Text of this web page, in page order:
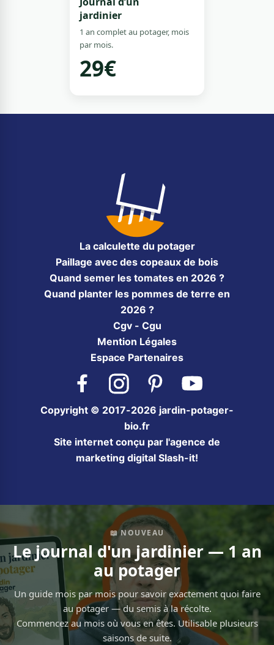
jardinier
1 an complet au potager, mois
par mois.
29€
La calculette du potager
Paillage avec des copeaux de bois
Quand semer les tomates en 2026 ?
Quand planter les pommes de terre en
2026 ?
Cgv - Cgu
Mention Légales
Espace Partenaires
Facebook InstagramPinterest YouTube
Copyright © 2017-2026 jardin-potager-
bio.fr
Site internet conçu par l'agence de
marketing digital Slash-it!
📖 NOUVEAU
Le journal d'un jardinier — 1 an
au potager
Un guide mois par mois pour savoir exactement quoi faire
au potager — du semis à la récolte.
Commencez au mois où vous en êtes. Utilisable plusieurs
saisons de suite.